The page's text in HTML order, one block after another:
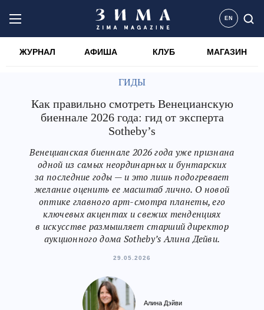
EN
ЖУРНАЛ АФИША КЛУБ МАГАЗИН
ГИДЫ
Как правильно смотреть Венецианскую
биеннале 2026 года: гид от эксперта
Sotheby’s
Венецианская биеннале 2026 года уже признана
одной из самых неординарных и бунтарских
за последние годы — и это лишь подогревает
желание оценить ее масштаб лично. О новой
оптике главного арт-смотра планеты, его
ключевых акцентах и свежих тенденциях
в искусстве размышляет старший директор
аукционного дома Sotheby’s Алина Дейви.
29.05.2026
Алина Дэйви